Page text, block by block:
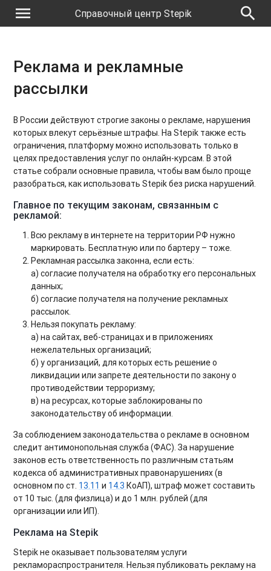
menu Справочный центр Stepik search
Реклама и рекламные
рассылки
В России действуют строгие законы о рекламе, нарушения
которых влекут серьёзные штрафы. На Stepik также есть
ограничения, платформу можно использовать только в
целях предоставления услуг по онлайн-курсам. В этой
статье собрали основные правила, чтобы вам было проще
разобраться, как использовать Stepik без риска нарушений.
Главное по текущим законам, связанным с
рекламой:
Всю рекламу в интернете на территории РФ нужно
маркировать. Бесплатную или по бартеру – тоже.
Рекламная рассылка законна, если есть:
а) согласие получателя на обработку его персональных
данных;
б) согласие получателя на получение рекламных
рассылок.
Нельзя покупать рекламу:
а) на сайтах, веб-страницах и в приложениях
нежелательных организаций;
б) у организаций, для которых есть решение о
ликвидации или запрете деятельности по закону о
противодействии терроризму;
в) на ресурсах, которые заблокированы по
законодательству об информации.
За соблюдением законодательства о рекламе в основном
следит антимонопольная служба (ФАС). За нарушение
законов есть ответственность по различным статьям
кодекса об административных правонарушениях (в
основном по ст. 13.11 и 14.3КоАП), штраф может составить
от 10 тыс. (для физлица) и до 1 млн. рублей (для
организации или ИП).
Реклама на Stepik
Stepik не оказывает пользователям услуги
рекламораспространителя. Нельзя публиковать рекламу на